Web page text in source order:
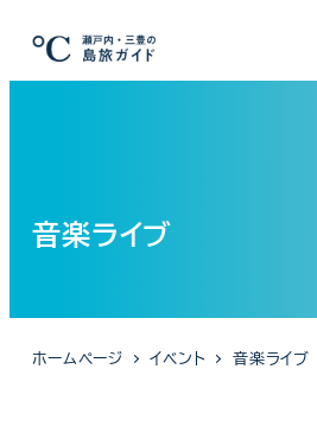
移
音楽ライブ
ホームページ イベント 音楽ライブ